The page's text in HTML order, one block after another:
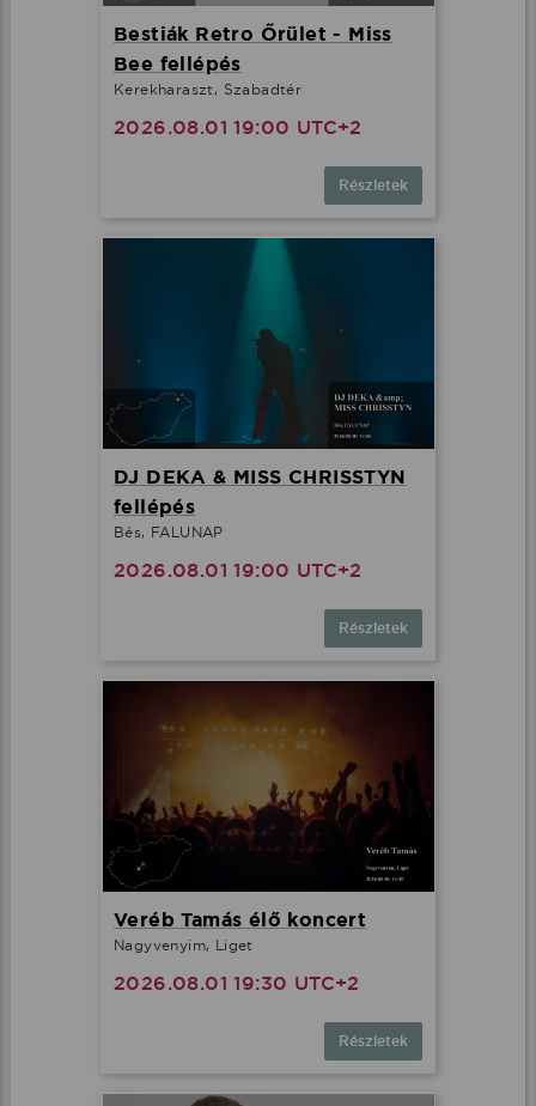
Bestiák Retro Őrület - Miss
Bee fellépés
Kerekharaszt, Szabadtér
2026.08.01 19:00 UTC+2
Részletek
DJ DEKA & MISS CHRISSTYN
fellépés
Bés, FALUNAP
2026.08.01 19:00 UTC+2
Részletek
Veréb Tamás élő koncert
Nagyvenyim, Liget
2026.08.01 19:30 UTC+2
Részletek